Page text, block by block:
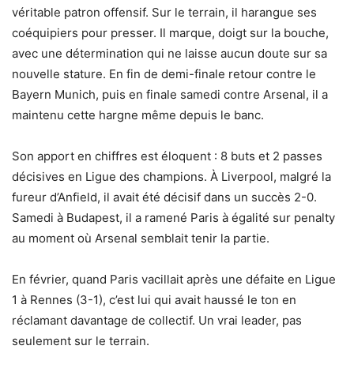
véritable patron offensif. Sur le terrain, il harangue ses
coéquipiers pour presser. Il marque, doigt sur la bouche,
avec une détermination qui ne laisse aucun doute sur sa
nouvelle stature. En fin de demi-finale retour contre le
Bayern Munich, puis en finale samedi contre Arsenal, il a
maintenu cette hargne même depuis le banc.
Son apport en chiffres est éloquent : 8 buts et 2 passes
décisives en Ligue des champions. À Liverpool, malgré la
fureur d’Anfield, il avait été décisif dans un succès 2-0.
Samedi à Budapest, il a ramené Paris à égalité sur penalty
au moment où Arsenal semblait tenir la partie.
En février, quand Paris vacillait après une défaite en Ligue
1 à Rennes (3-1), c’est lui qui avait haussé le ton en
réclamant davantage de collectif. Un vrai leader, pas
seulement sur le terrain.